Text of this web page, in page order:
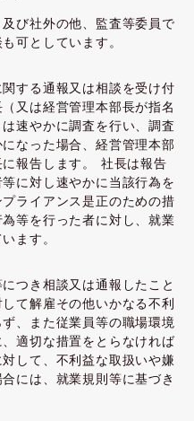
び社外の他、監査等委員で
可としています。
する通報又は相談を受け付
又は経営管理本部長が指名
速やかに調査を行い、調査
なった場合、経営管理本部
報告します。 社長は報告
に対し速やかに当該行為を
ライアンス是正のための措
等を行った者に対し、就業
ます。
つき相談又は通報したこと
て解雇その他いかなる不利
、また従業員等の職場環境
適切な措置をとらなければ
して、不利益な取扱いや嫌
には、就業規則等に基づき